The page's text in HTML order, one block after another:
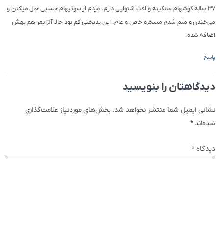
۳۷ ساله گوشهام سنگینه و افت شنوایی دارم. مردم از سوتیهام حسابی حال میکنن و
می‌خندن و منم شدم مسخره خاص و عام. این بدبختی کم بود حالا آلزایمر هم بهش
اضافه شده.
پاسخ
دیدگاهتان را بنویسید
نشانی ایمیل شما منتشر نخواهد شد. بخش‌های موردنیاز علامت‌گذاری
شده‌اند *
دیدگاه *